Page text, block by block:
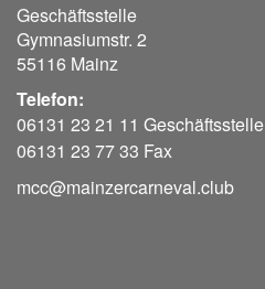
Geschäftsstelle
Gymnasiumstr. 2
55116 Mainz
Telefon:
06131 23 21 11 Geschäftsstelle
06131 23 77 33 Fax
mcc@mainzercarneval.club